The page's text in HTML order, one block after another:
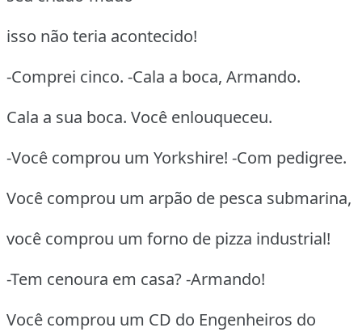
isso não teria acontecido!
-Comprei cinco. -Cala a boca, Armando.
Cala a sua boca. Você enlouqueceu.
-Você comprou um Yorkshire! -Com pedigree.
Você comprou um arpão de pesca submarina,
você comprou um forno de pizza industrial!
-Tem cenoura em casa? -Armando!
Você comprou um CD do Engenheiros do